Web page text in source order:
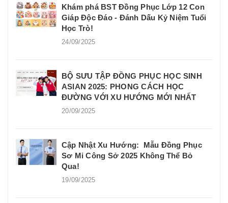
Khám phá BST Đồng Phục Lớp 12 Con
Giáp Độc Đáo - Đánh Dấu Kỷ Niệm Tuổi
Học Trò!
24/09/2025
BỘ SƯU TẬP ĐỒNG PHỤC HỌC SINH
ASIAN 2025: PHONG CÁCH HỌC
ĐƯỜNG VỚI XU HƯỚNG MỚI NHẤT
20/09/2025
Cập Nhật Xu Hướng: Mẫu Đồng Phục
Sơ Mi Công Sở 2025 Không Thể Bỏ
Qua!
19/09/2025